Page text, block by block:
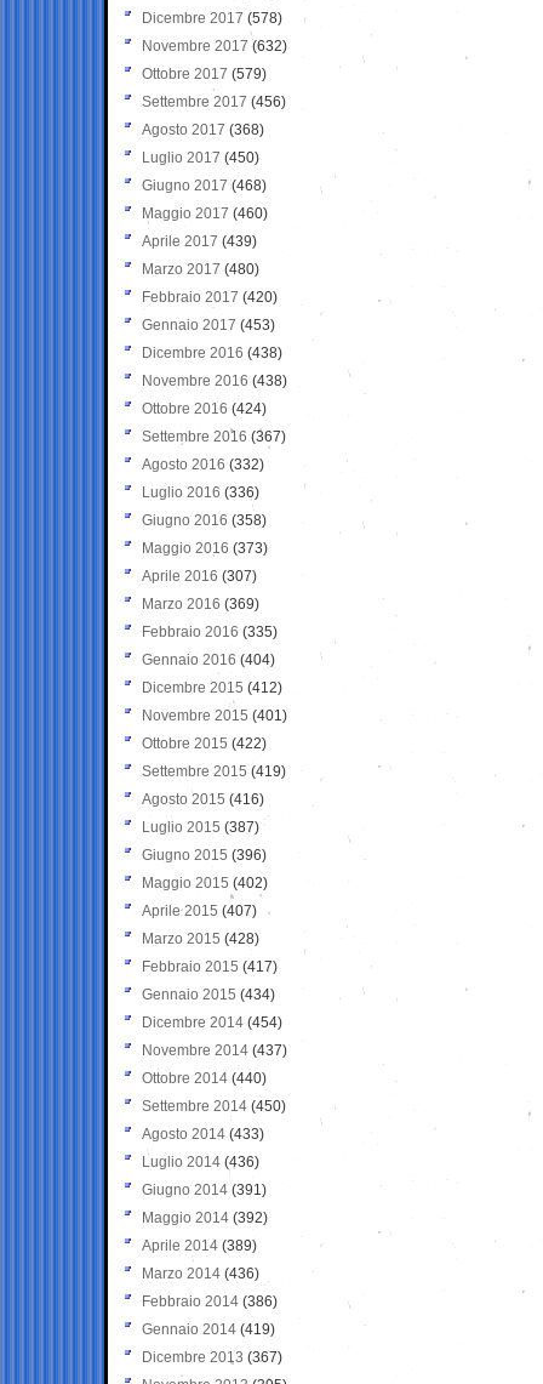
Dicembre 2017 (578)
Novembre 2017 (632)
Ottobre 2017 (579)
Settembre 2017 (456)
Agosto 2017 (368)
Luglio 2017 (450)
Giugno 2017 (468)
Maggio 2017 (460)
Aprile 2017 (439)
Marzo 2017 (480)
Febbraio 2017 (420)
Gennaio 2017 (453)
Dicembre 2016 (438)
Novembre 2016 (438)
Ottobre 2016 (424)
Settembre 2016 (367)
Agosto 2016 (332)
Luglio 2016 (336)
Giugno 2016 (358)
Maggio 2016 (373)
Aprile 2016 (307)
Marzo 2016 (369)
Febbraio 2016 (335)
Gennaio 2016 (404)
Dicembre 2015 (412)
Novembre 2015 (401)
Ottobre 2015 (422)
Settembre 2015 (419)
Agosto 2015 (416)
Luglio 2015 (387)
Giugno 2015 (396)
Maggio 2015 (402)
Aprile 2015 (407)
Marzo 2015 (428)
Febbraio 2015 (417)
Gennaio 2015 (434)
Dicembre 2014 (454)
Novembre 2014 (437)
Ottobre 2014 (440)
Settembre 2014 (450)
Agosto 2014 (433)
Luglio 2014 (436)
Giugno 2014 (391)
Maggio 2014 (392)
Aprile 2014 (389)
Marzo 2014 (436)
Febbraio 2014 (386)
Gennaio 2014 (419)
Dicembre 2013 (367)